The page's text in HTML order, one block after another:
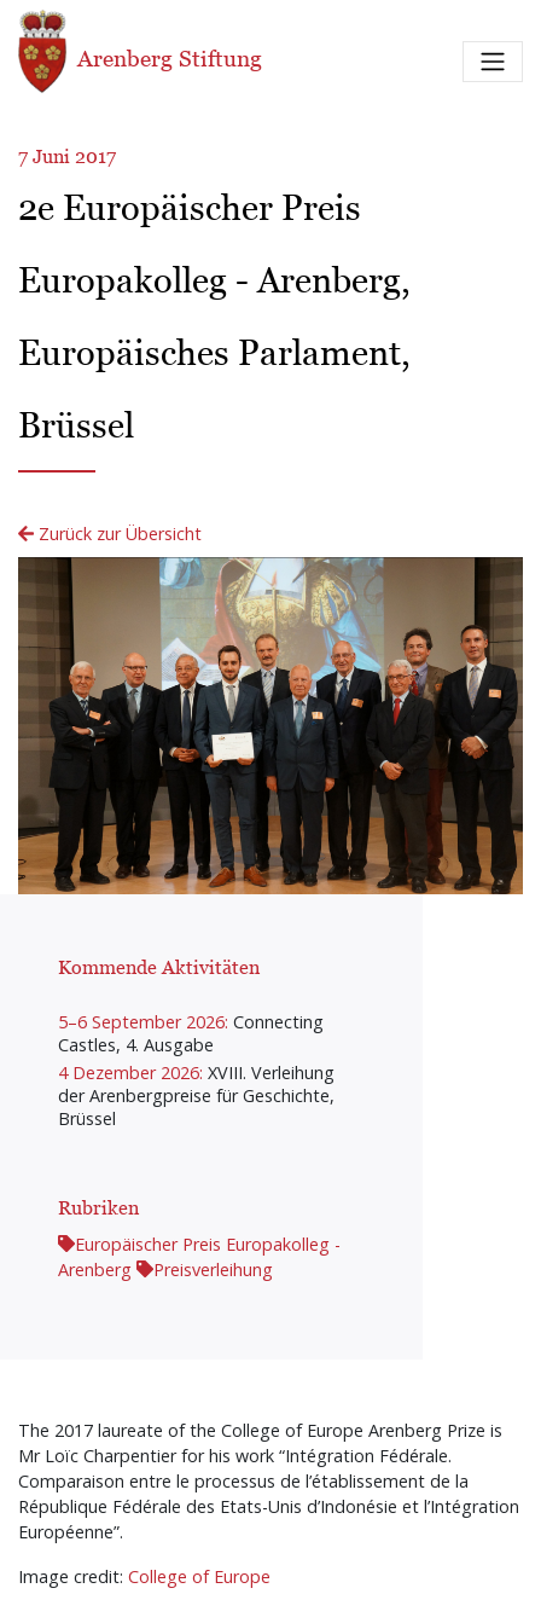
Direkt zum Inhalt
Arenberg Stiftung
7 Juni 2017
2e Europäischer Preis
Europakolleg - Arenberg,
Europäisches Parlament,
Brüssel
Zurück zur Übersicht
Kommende Aktivitäten
5–6 September 2026: Connecting
Castles, 4. Ausgabe
4 Dezember 2026: XVIII. Verleihung
der Arenbergpreise für Geschichte,
Brüssel
Rubriken
Europäischer Preis Europakolleg -
Arenberg
Preisverleihung
The 2017 laureate of the College of Europe Arenberg Prize is
Mr Loïc Charpentier for his work “Intégration Fédérale.
Comparaison entre le processus de l’établissement de la
République Fédérale des Etats-Unis d’Indonésie et l’Intégration
Européenne”.
Image credit: College of Europe